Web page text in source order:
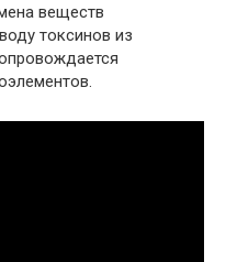
веществ
токсинов из